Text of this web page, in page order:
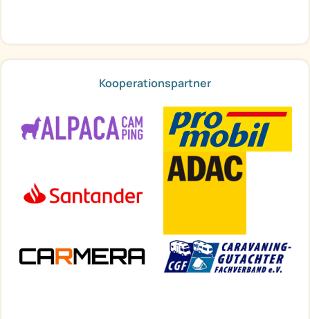
Kooperationspartner